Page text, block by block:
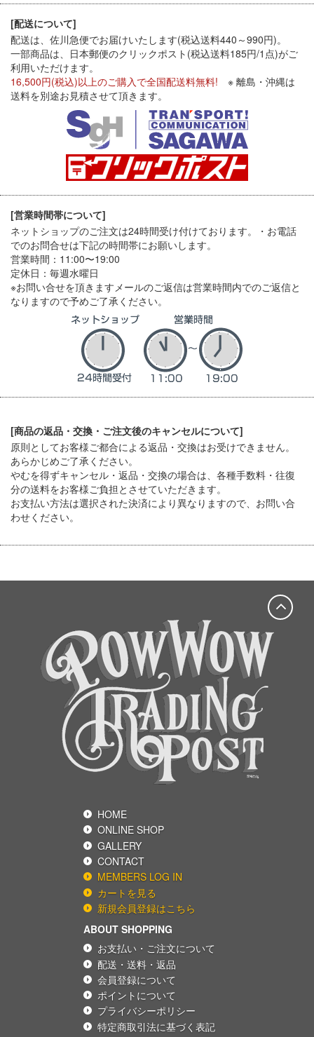
[配送について]
配送は、佐川急便でお届けいたします(税込送料440～990円)。
一部商品は、日本郵便のクリックポスト(税込送料185円/1点)がご
利用いただけます。
16,500円(税込)以上のご購入で全国配送料無料! ※ 離島・沖縄は
送料を別途お見積させて頂きます。
[営業時間帯について]
ネットショップのご注文は24時間受け付けております。・お電話
でのお問合せは下記の時間帯にお願いします。
営業時間：11:00〜19:00
定休日：毎週水曜日
※お問い合せを頂きますメールのご返信は営業時間内でのご返信と
なりますので予めご了承ください。
[商品の返品・交換・ご注文後のキャンセルについて]
原則としてお客様ご都合による返品・交換はお受けできません。
あらかじめご了承ください。
やむを得ずキャンセル・返品・交換の場合は、各種手数料・往復
分の送料をお客様ご負担とさせていただきます。
お支払い方法は選択された決済により異なりますので、お問い合
わせください。
HOME
GALLERY
ONLINE SHOP
CONTACT
MEMBERS LOG IN
新規会員登録はこちら
カートを見る
ABOUT SHOPPING
お支払い・ご注文について
会員登録について
プライバシーポリシー
配送・送料・返品
ポイントについて
特定商取引法に基づく表記